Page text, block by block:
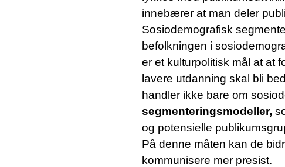
innebærer at man deler
Sosiodemografisk
befolkningen i
er et kulturpolitisk mål at at
lavere utdanning skal bli
handler ikke bare om
segmenteringsmodeller,
og potensielle
På denne måten kan de
kommunisere mer presist.